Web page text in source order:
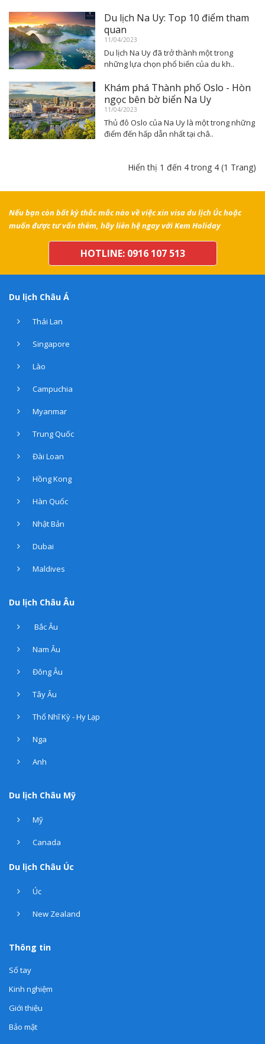
Du lịch Na Uy: Top 10 điểm tham
quan
11/04/2023
Du lịch Na Uy đã trở thành một trong
những lựa chọn phổ biến của du kh..
Khám phá Thành phố Oslo - Hòn
ngọc bên bờ biển Na Uy
11/04/2023
Thủ đô Oslo của Na Uy là một trong những
điểm đến hấp dẫn nhất tại châ..
Hiển thị 1 đến 4 trong 4 (1 Trang)
Nếu bạn còn bất kỳ thắc mắc nào về việc xin visa du lịch Úc hoặc
muốn được tư vấn thêm, hãy liên hệ ngay với Kem Holiday
HOTLINE: 0916 107 513
Du lịch Châu Á
Thái Lan
Singapore
Lào
Campuchia
Myanmar
Trung Quốc
Đài Loan
Hồng Kong
Hàn Quốc
Nhật Bản
Dubai
Maldives
Du lịch Châu Âu
Bắc Âu
Nam Âu
Đông Âu
Tây Âu
Thổ Nhĩ Kỳ - Hy Lạp
Nga
Anh
Du lịch Châu Mỹ
Mỹ
Canada
Du lịch Châu Úc
Úc
New Zealand
Thông tin
Sổ tay
Kinh nghiệm
Giới thiệu
Bảo mật